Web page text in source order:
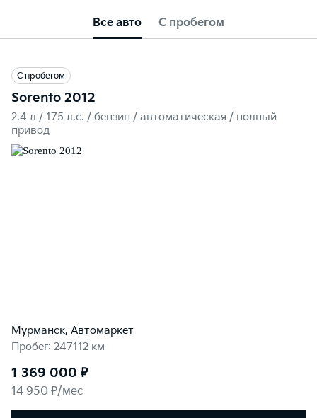
Все авто С пробегом
С пробегом
Sorento 2012
2.4 л / 175 л.c. / бензин / автоматическая / полный
привод
Мурманск, Автомаркет
Пробег: 247112 км
1 369 000 ₽
14 950 ₽/мес